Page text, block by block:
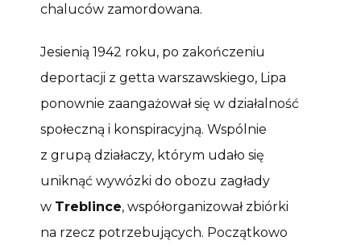
chaluców zamordowana.
Jesienią 1942 roku, po zakończeniu
deportacji z getta warszawskiego, Lipa
ponownie zaangażował się w działalność
społeczną i konspiracyjną. Wspólnie
z grupą działaczy, którym udało się
uniknąć wywózki do obozu zagłady
w Treblince, współorganizował zbiórki
na rzecz potrzebujących. Początkowo